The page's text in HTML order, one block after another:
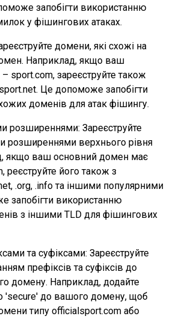
запобігти використанню
у фішингових атаках.
домени, які схожі на
Наприклад, якщо ваш
sport.com, зареєструйте також
Це допоможе запобігти
доменів для атак фішингу.
розширеннями: Зареєструйте
розширеннями верхнього рівня
якщо ваш основний домен має
реєструйте його також з
.org, .info та іншими популярними
запобігти використанню
з іншими TLD для фішингових
та суфіксами: Зареєструйте
префіксів та суфіксів до
домену. Наприклад, додайте
'secure' до вашого домену, щоб
типу officialsport.com або